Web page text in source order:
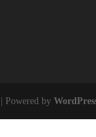
| Powered by